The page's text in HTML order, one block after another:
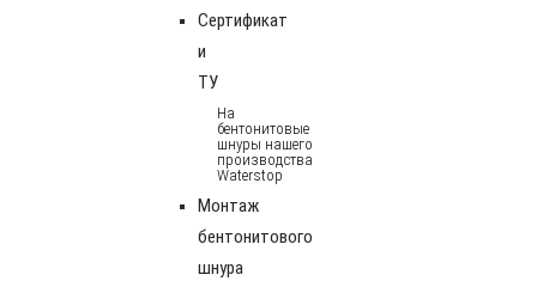
Сертификат
и
ТУ
На
бентонитовые
шнуры нашего
производства
Waterstop
Монтаж
бентонитового
шнура